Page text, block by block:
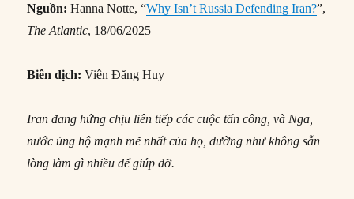
Nguồn:Hanna Notte, “Why Isn’t Russia Defending Iran?”,
The Atlantic, 18/06/2025
Biên dịch:Viên Đăng Huy
Iran đang hứng chịu liên tiếp các cuộc tấn công, và Nga,
nước ủng hộ mạnh mẽ nhất của họ, dường như không sẵn
lòng làm gì nhiều để giúp đỡ.